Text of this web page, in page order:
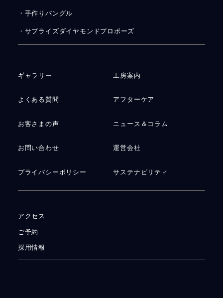
・手作りバングル
・サプライズダイヤモンドプロポーズ
ギャラリー 工房案内
よくある質問 アフターケア
お客さまの声 ニュース＆コラム
お問い合わせ 運営会社
プライバシーポリシー サステナビリティ
アクセス
ご予約
採用情報